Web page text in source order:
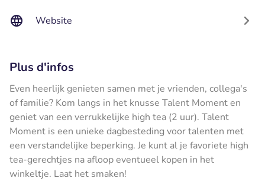
Website
Plus d'infos
Even heerlijk genieten samen met je vrienden, collega's
of familie? Kom langs in het knusse Talent Moment en
geniet van een verrukkelijke high tea (2 uur). Talent
Moment is een unieke dagbesteding voor talenten met
een verstandelijke beperking. Je kunt al je favoriete high
tea-gerechtjes na afloop eventueel kopen in het
winkeltje. Laat het smaken!